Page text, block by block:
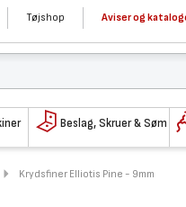
Tøjshop Aviser og
Beslag, Skruer & Søm
Krydsfiner Elliotis Pine - 9mm